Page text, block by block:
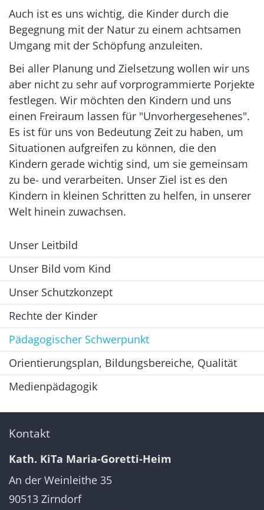
Auch ist es uns wichtig, die Kinder durch die
Begegnung mit der Natur zu einem achtsamen
Umgang mit der Schöpfung anzuleiten.
Bei aller Planung und Zielsetzung wollen wir uns
aber nicht zu sehr auf vorprogrammierte Porjekte
festlegen. Wir möchten den Kindern und uns
einen Freiraum lassen für "Unvorhergesehenes".
Es ist für uns von Bedeutung Zeit zu haben, um
Situationen aufgreifen zu können, die den
Kindern gerade wichtig sind, um sie gemeinsam
zu be- und verarbeiten. Unser Ziel ist es den
Kindern in kleinen Schritten zu helfen, in unserer
Welt hinein zuwachsen.
Unser Leitbild
Unser Bild vom Kind
Unser Schutzkonzept
Rechte der Kinder
Pädagogischer Schwerpunkt
Orientierungsplan, Bildungsbereiche, Qualität
Medienpädagogik
Kontakt
Kath. KiTa Maria-Goretti-Heim
An der Weinleithe 35
90513 Zirndorf